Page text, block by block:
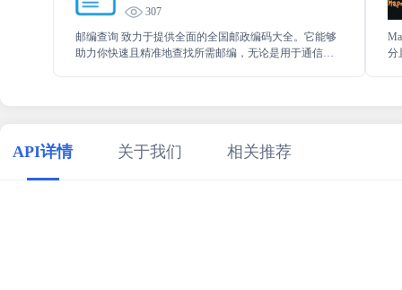
307
邮编查询 致力于提供全面的全国邮政编码大全。它能够
助力你快速且精准地查找所需邮编，无论是用于通信、
分
API详情 关于我们 相关推荐